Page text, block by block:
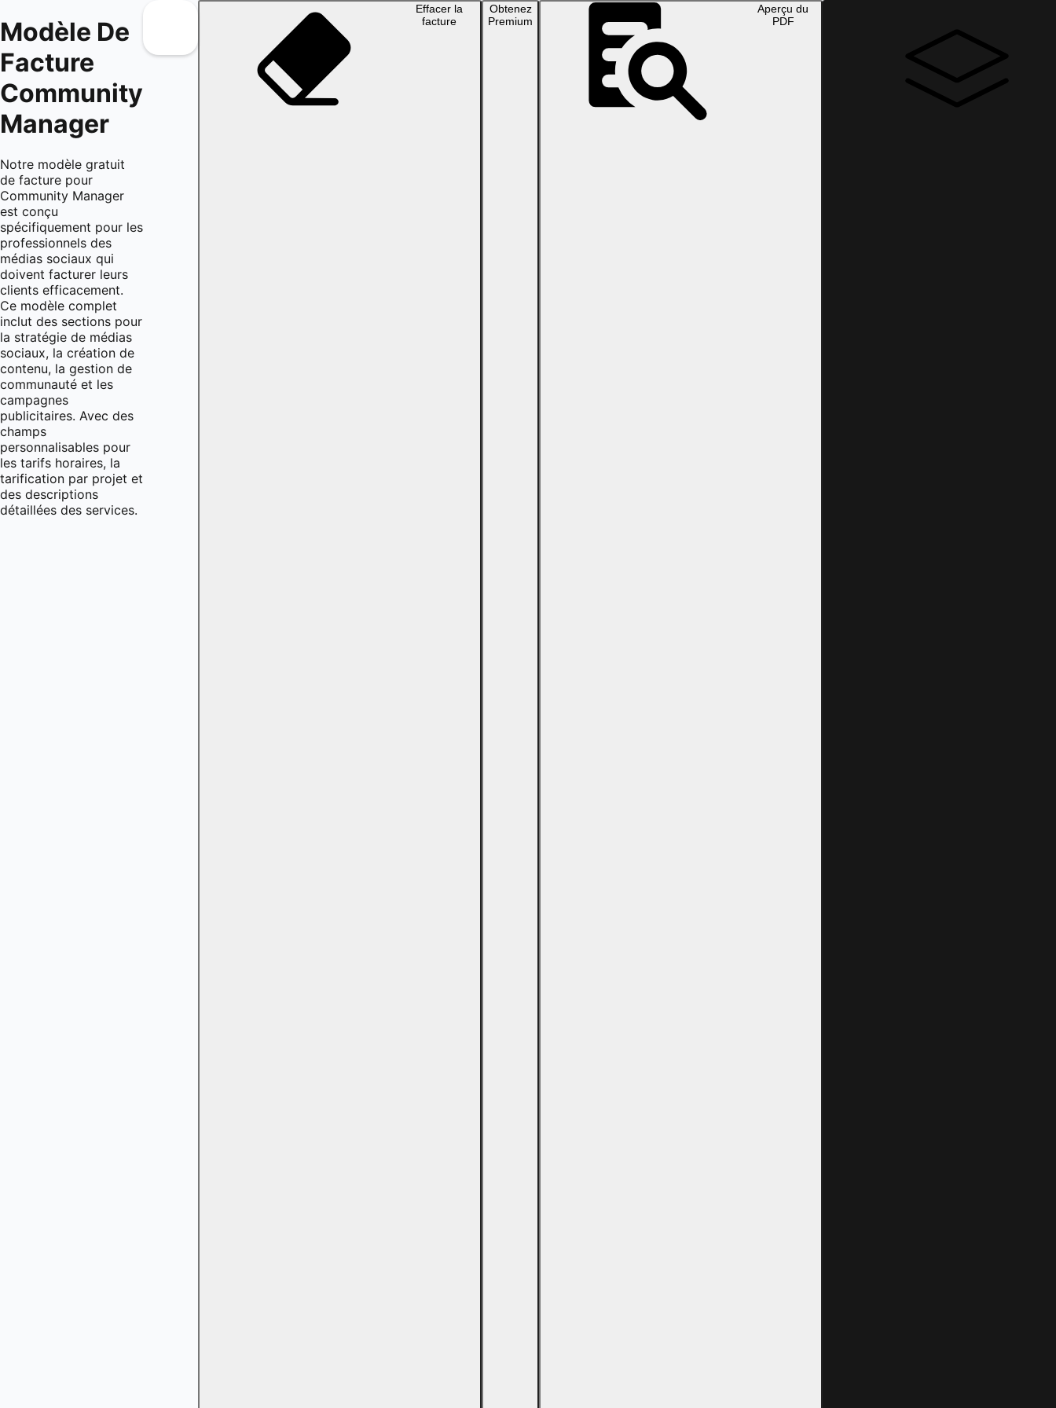
Modèle De
Facture
Community
Manager
Notre modèle gratuit
de facture pour
Community Manager
est conçu
spécifiquement pour les
professionnels des
médias sociaux qui
doivent facturer leurs
clients efficacement.
Ce modèle complet
inclut des sections pour
la stratégie de médias
sociaux, la création de
contenu, la gestion de
communauté et les
campagnes
publicitaires. Avec des
champs
personnalisables pour
les tarifs horaires, la
tarification par projet et
des descriptions
détaillées des services.
Effacer la
facture
Obtenez
Premium
Aperçu du
PDF